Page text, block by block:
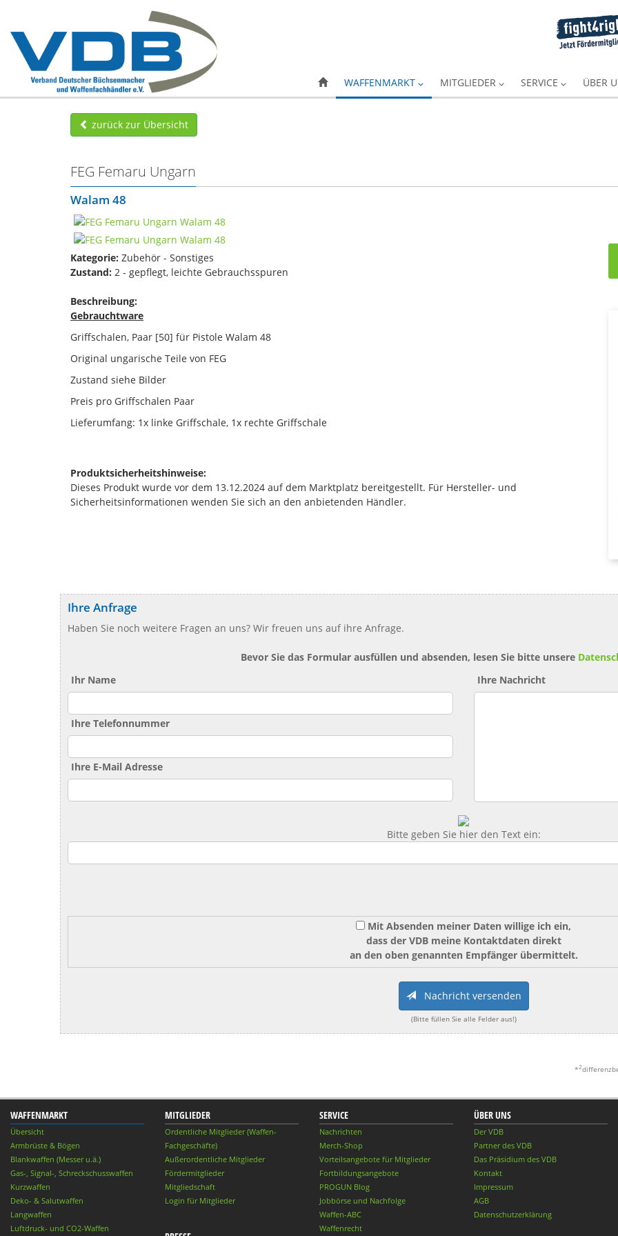
WAFFENMARKT MITGLIEDER SERVICE ÜBER
zurück zur Übersicht
FEG Femaru Ungarn
Walam 48
Kategorie: Zubehör - Sonstiges
Zustand: 2 - gepflegt, leichte Gebrauchsspuren
Beschreibung:
Gebrauchtware
Griffschalen, Paar [50] für Pistole Walam 48
Original ungarische Teile von FEG
Zustand siehe Bilder
Preis pro Griffschalen Paar
Lieferumfang: 1x linke Griffschale, 1x rechte Griffschale
Produktsicherheitshinweise:
Dieses Produkt wurde vor dem 13.12.2024 auf dem Marktplatz bereitgestellt. Für Hersteller- und
Sicherheitsinformationen wenden Sie sich an den anbietenden Händler.
Ihre Anfrage
Haben Sie noch weitere Fragen an uns? Wir freuen uns auf ihre Anfrage.
Bevor Sie das Formular ausfüllen und absenden, lesen Sie bitte unsere
Ihr Name
Ihre Telefonnummer
Ihre E-Mail Adresse
Ihre Nachricht
Bitte geben Sie hier den Text ein:
Mit Absenden meiner Daten willige ich ein,
dass der VDB meine Kontaktdaten direkt
an den oben genannten Empfänger übermittelt.
Nachricht versenden
(Bitte füllen Sie alle Felder aus!)
*2
WAFFENMARKT
Übersicht
Armbrüste & Bögen
Blankwaffen (Messer u.ä.)
Gas-, Signal-, Schreckschusswaffen
Kurzwaffen
Deko- & Salutwaffen
Langwaffen
Luftdruck- und CO2-Waffen
MITGLIEDER
Ordentliche Mitglieder (Waffen-
Fachgeschäfte)
Außerordentliche Mitglieder
Fördermitglieder
Mitgliedschaft
Login für Mitglieder
SERVICE
Nachrichten
Merch-Shop
Vorteilsangebote für Mitglieder
Fortbildungsangebote
PROGUN Blog
Jobbörse und Nachfolge
Waffen-ABC
Waffenrecht
ÜBER UNS
Der VDB
Partner des VDB
Das Präsidium des VDB
Kontakt
Impressum
AGB
Datenschutzerklärung